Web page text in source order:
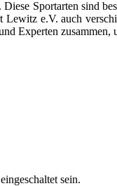
Sportarten sind
e.V. auch
Experten
sein.